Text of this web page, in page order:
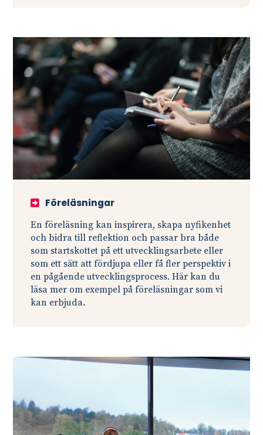
Föreläsningar
En föreläsning kan inspirera, skapa nyfikenhet
och bidra till reflektion och passar bra både
som startskottet på ett utvecklingsarbete eller
som ett sätt att fördjupa eller få fler perspektiv i
en pågående utvecklingsprocess. Här kan du
läsa mer om exempel på föreläsningar som vi
kan erbjuda.